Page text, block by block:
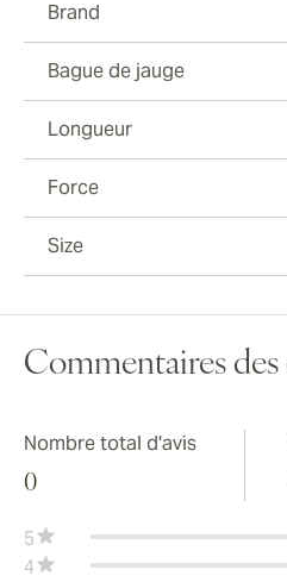
Brand
Bague de jauge
Longueur
Force
Size
Commentaires
Nombre total d'avis
0
5
4